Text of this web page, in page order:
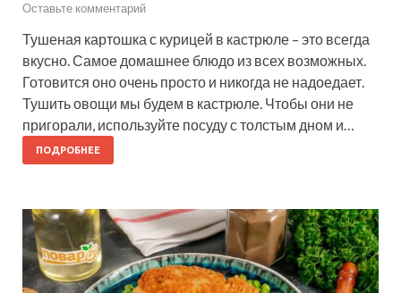
Оставьте комментарий
Тушеная картошка с курицей в кастрюле – это всегда
вкусно. Самое домашнее блюдо из всех возможных.
Готовится оно очень просто и никогда не надоедает.
Тушить овощи мы будем в кастрюле. Чтобы они не
пригорали, используйте посуду с толстым дном и…
ПОДРОБНЕЕ